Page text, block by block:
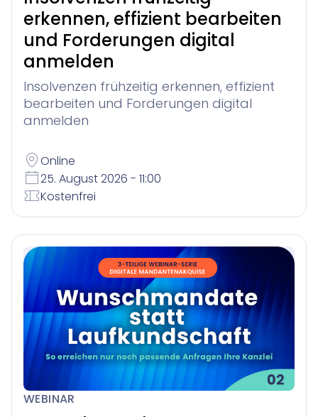
erkennen, effizient bearbeiten
und Forderungen digital
anmelden
Insolvenzen frühzeitig erkennen, effizient
bearbeiten und Forderungen digital
anmelden
Online
25. August 2026 - 11:00
Kostenfrei
WEBINAR